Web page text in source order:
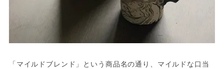
「マイルドブレンド」という商品名の通り、マイルドな口当